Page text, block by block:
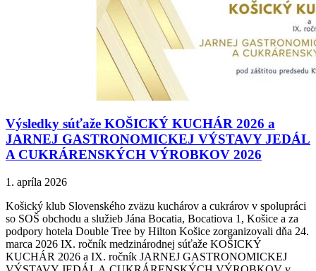
Výsledky súťaže KOŠICKÝ KUCHÁR 2026 a
JARNEJ GASTRONOMICKEJ VÝSTAVY JEDÁL
A CUKRÁRENSKÝCH VÝROBKOV 2026
1. apríla 2026
Košický klub Slovenského zväzu kuchárov a cukrárov v spolupráci
so SOŠ obchodu a služieb Jána Bocatia, Bocatiova 1, Košice a za
podpory hotela Double Tree by Hilton Košice zorganizovali dňa 24.
marca 2026 IX. ročník medzinárodnej súťaže KOŠICKÝ
KUCHÁR 2026 a IX. ročník JARNEJ GASTRONOMICKEJ